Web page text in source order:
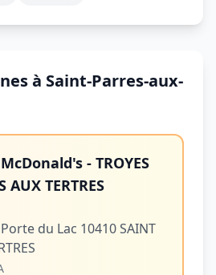
à Saint-Parres-aux-
- TROYES
AUX TERTRES
du Lac 10410 SAINT